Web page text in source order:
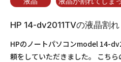
HP 14-dv2011TVの液晶割
HPのノートパソコンmodel 14-
頼をしていただきました。 こち